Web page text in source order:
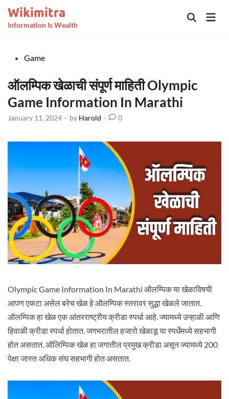
content
Wikimitra
Information Is Wealth
Open
PostedGame
ऑलम्पिक खेळाची संपूर्ण माहिती Olympic
Game Information In Marathi
January 11, 2024 - by Harold - 0
Olympic Game Information In Marathi ऑलम्पिक या खेळाविषयी
आपण एकटा असेल बरेच खेळ हे ऑलम्पिक स्तरावर सुद्धा खेळले जातात.
ऑलम्पिक हा खेळ एक आंतरराष्ट्रीय क्रीडा स्पर्धा आहे. ज्यामध्ये उन्हाळी आणि
हिवाळी क्रीडा स्पर्धा होतात. जगभरातील हजारो खेळाडू या स्पर्धेमध्ये सहभागी
होत असतात. ऑलिम्पिक खेळ हा जगातील प्रमुख क्रीडा असून ज्यामध्ये 200
पेक्षा जास्त अधिक संघ सहभागी होत असतात.